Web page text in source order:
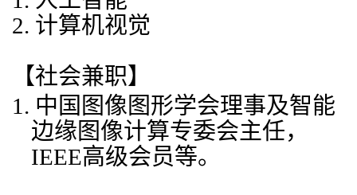
2. 计算机视觉
【社会兼职】
1. 中国图像图形学会理事及智能
边缘图像计算专委会主任，
IEEE高级会员等。